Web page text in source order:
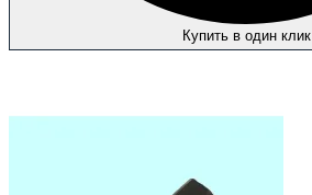
Купить в один клик